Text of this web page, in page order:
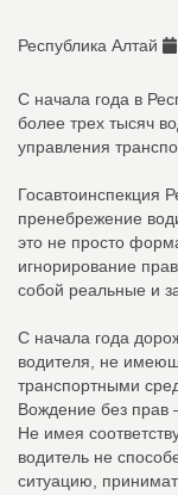
Республика Алтай
С начала года в
более трех тысяч
управления
Госавтоинспекция
пренебрежение
это не просто
игнорирование
собой реальные и
С начала года
водителя, не
транспортными
Вождение без прав
Не имея
водитель не
ситуацию,